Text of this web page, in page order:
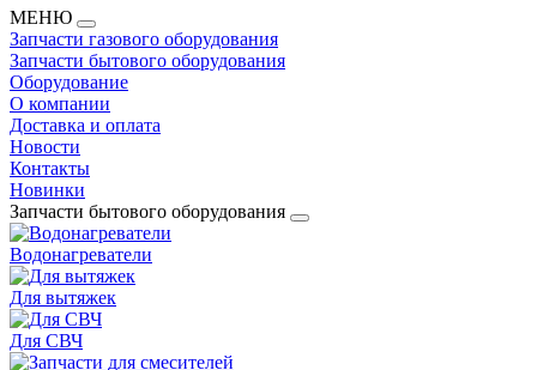
МЕНЮ
Запчасти газового оборудования
Запчасти бытового оборудования
Оборудование
О компании
Доставка и оплата
Новости
Контакты
Новинки
Запчасти бытового оборудования
Водонагреватели
Для вытяжек
Для СВЧ